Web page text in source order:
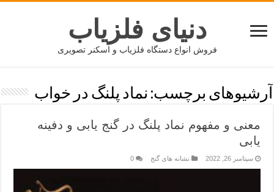
دنیای فلزیاب
فروش انواع دستگاه فلزیاب و اسکنر تصویری
آرشیوهای برچسب: نماد پلنگ در خواب
معنی و مفهوم نماد پلنگ در گنج یابی و دفینه
یابی
سپتامبر 26, 2022 نشانه های گنج 0